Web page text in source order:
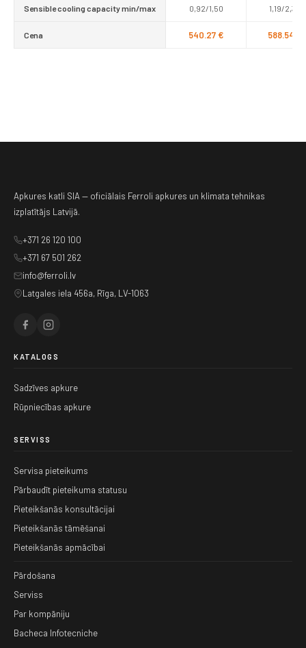
Sensible cooling capacity min/max 0,92/1,50 1,19/2,35
Cena 540.27 € 588.54 €
Apkures katli SIA — oficiālais Ferroli apkures un klimata tehnikas
izplatītājs Latvijā.
+371 26 120 100
+371 67 501 262
info@ferroli.lv
Latgales iela 456a, Rīga, LV-1063
KATALOGS
Sadzīves apkure
Rūpniecības apkure
SERVISS
Servisa pieteikums
Pārbaudīt pieteikuma statusu
Pieteikšanās konsultācijai
Pieteikšanās tāmēšanai
Pieteikšanās apmācībai
Pārdošana
Serviss
Par kompāniju
Bacheca Infotecniche